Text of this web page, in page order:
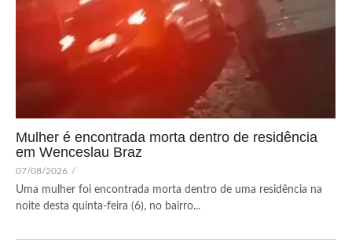
Mulher é encontrada morta dentro de residência
em Wenceslau Braz
07/08/2026 /
Uma mulher foi encontrada morta dentro de uma residência na
noite desta quinta-feira (6), no bairro...